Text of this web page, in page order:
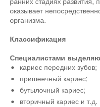
оказывает
организма.
Классификация
Специалистами
кариес передних зубов;
пришеечный кариес;
бутылочный кариес;
вторичный кариес и т.д.